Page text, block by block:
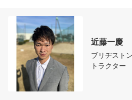
近藤一慶
ブリヂスト
トラクター